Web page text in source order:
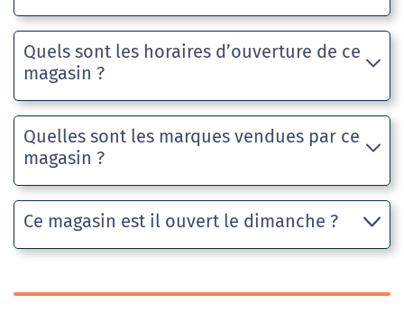
Quels sont les horaires d’ouverture de ce
magasin ?
Quelles sont les marques vendues par ce
magasin ?
Ce magasin est il ouvert le dimanche ?